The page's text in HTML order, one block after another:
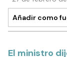
Añadir como
El ministro